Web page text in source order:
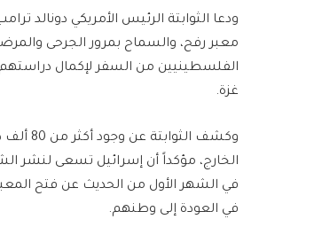
ودعا الثوابتة الرئيس الأمريكي دونالد
معبر رفح، والسماح بمرور الجرحى
الفلسطينيين من السفر لإكمال
غزة.
وكشف
في العودة إلى وطنهم.